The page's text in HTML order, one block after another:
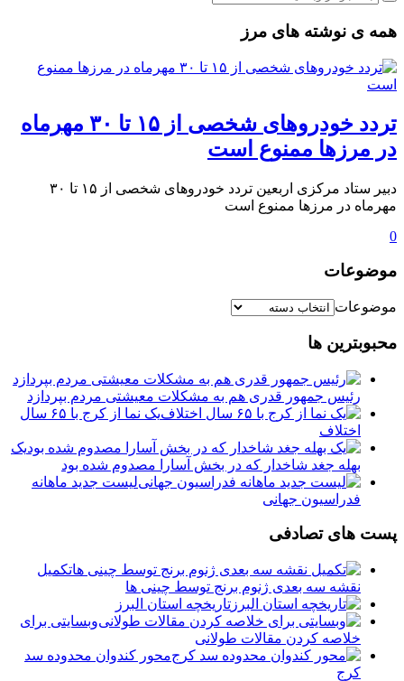
همه ی نوشته های مرز
تردد خودروهای شخصی از ۱۵ تا ۳۰ مهرماه
در مرزها ممنوع است
دبیر ستاد مرکزی اربعین تردد خودروهای شخصی از ۱۵ تا ۳۰
مهرماه در مرزها ممنوع است
0
موضوعات
موضوعات
محبوبترین ها
رئیس جمهور قدری هم به مشکلات معیشتی مردم بپردازد
یک نما از کرج با ۶۵ سال
اختلاف
یک
بهله جغد شاخدار که در بخش آسارا مصدوم شده بود
لیست جدید ماهانه
فدراسیون جهانی
پست های تصادفی
تکمیل
نقشه‌ سه بعدی ژنوم برنج توسط چینی ها
تاریخچه استان البرز
وبسایتی برای
خلاصه کردن مقالات طولانی
محور کندوان محدوده سد
کرج